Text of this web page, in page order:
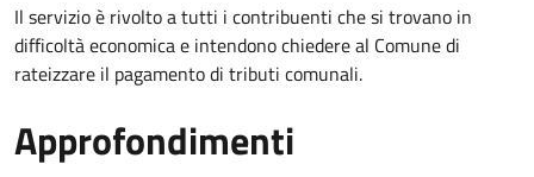
Il servizio è rivolto a tutti i contribuenti che si trovano in
difficoltà economica e intendono chiedere al Comune di
rateizzare il pagamento di tributi comunali.
Approfondimenti